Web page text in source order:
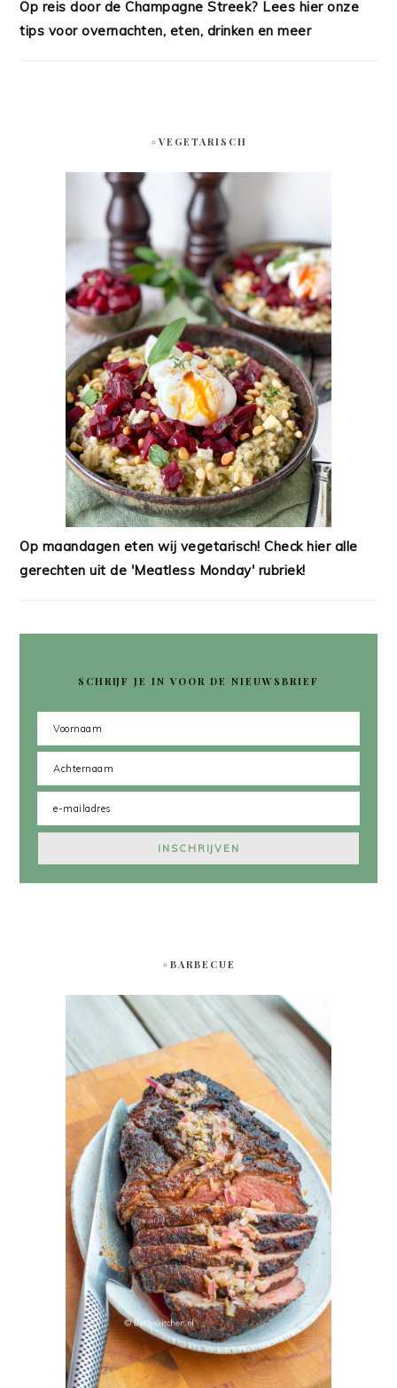
Op reis door de Champagne Streek? Lees hier onze
tips voor overnachten, eten, drinken en meer
#VEGETARISCH
Op maandagen eten wij vegetarisch! Check hier alle
gerechten uit de 'Meatless Monday' rubriek!
SCHRIJF JE IN VOOR DE NIEUWSBRIEF
#BARBECUE